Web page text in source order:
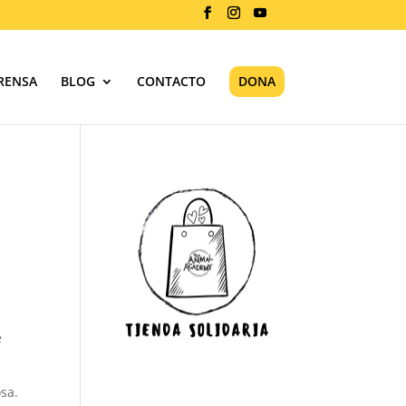
BLOG CONTACTO DONA